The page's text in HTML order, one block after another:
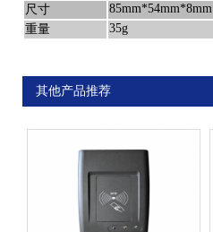
尺寸
85mm*54mm*8mm
重量
35g
其他产品推荐